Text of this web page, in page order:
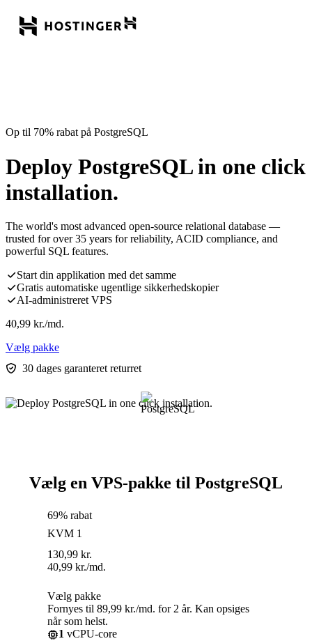
Op til 70% rabat på PostgreSQL
Deploy PostgreSQL in one click
installation.
The world's most advanced open-source relational database —
trusted for over 35 years for reliability, ACID compliance, and
powerful SQL features.
Start din applikation med det samme
Gratis automatiske ugentlige sikkerhedskopier
AI-administreret VPS
40,99 kr./md.
Vælg pakke
30 dages garanteret returret
Vælg en VPS-pakke til PostgreSQL
69% rabat
KVM 1
130,99 kr.
40,99 kr./md.
Vælg pakke
Fornyes til 89,99 kr./md. for 2 år. Kan opsiges
når som helst.
1 vCPU-core